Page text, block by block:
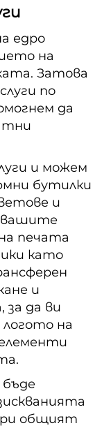
едро
на
Затова
по
да
и можем
бутилки
и
вашите
печата
като
и
за да ви
на
общият